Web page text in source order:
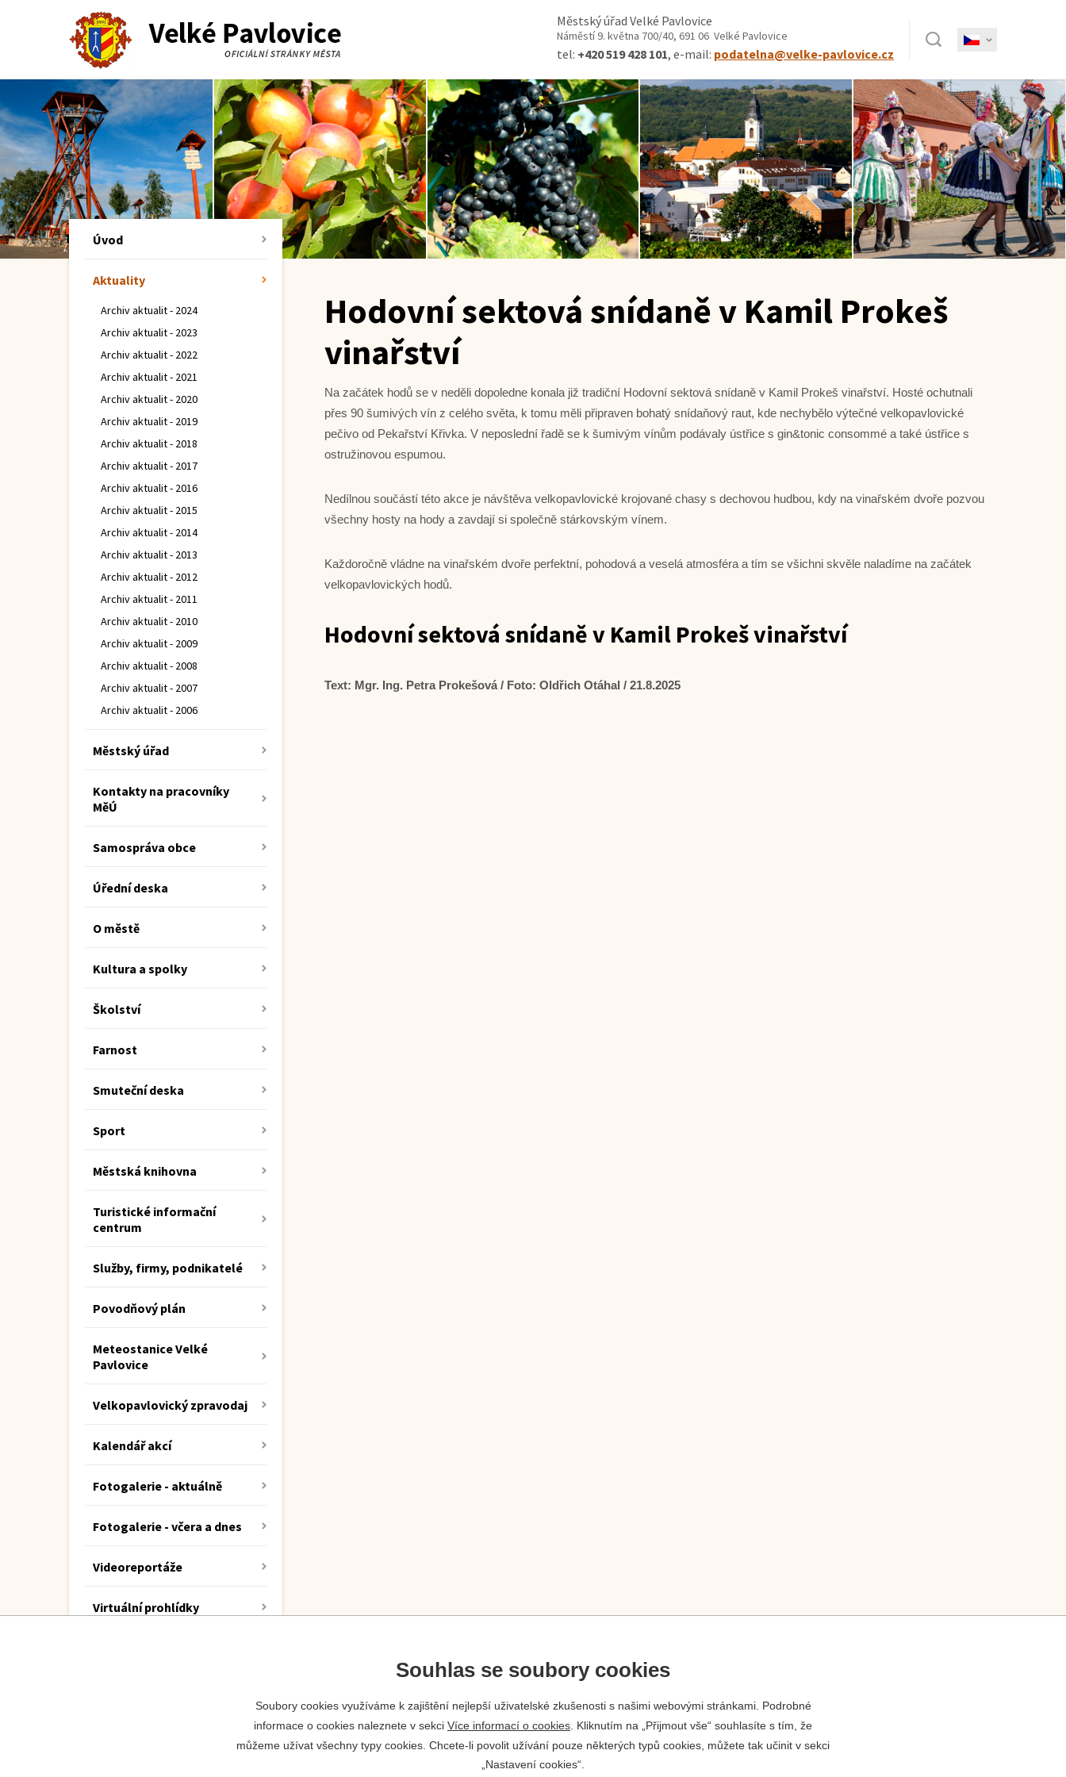
Městský úřad Velké Pavlovice
Náměstí 9. května 700/40, 691 06 Velké Pavlovice
tel: +420 519 428 101, e-mail: podatelna@velke-pavlovice.cz
Hodovní sektová snídaně v Kamil Prokeš
vinařství
Na začátek hodů se v neděli dopoledne konala již tradiční Hodovní sektová snídaně v Kamil Prokeš vinařství. Hosté ochutnali
přes 90 šumivých vín z celého světa, k tomu měli připraven bohatý snídaňový raut, kde nechybělo výtečné velkopavlovické
pečivo od Pekařství Křivka. V neposlední řadě se k šumivým vínům podávaly ústřice s gin&tonic consommé a také ústřice s
ostružinovou espumou.
Nedílnou součástí této akce je návštěva velkopavlovické krojované chasy s dechovou hudbou, kdy na vinařském dvoře pozvou
všechny hosty na hody a zavdají si společně stárkovským vínem.
Každoročně vládne na vinařském dvoře perfektní, pohodová a veselá atmosféra a tím se všichni skvěle naladíme na začátek
velkopavlovických hodů.
Hodovní sektová snídaně v Kamil Prokeš vinařství
Text: Mgr. Ing. Petra Prokešová / Foto: Oldřich Otáhal / 21.8.2025
Úvod
Aktuality
Archiv aktualit - 2024
Archiv aktualit - 2023
Archiv aktualit - 2022
Archiv aktualit - 2021
Archiv aktualit - 2020
Archiv aktualit - 2019
Archiv aktualit - 2018
Archiv aktualit - 2017
Archiv aktualit - 2016
Archiv aktualit - 2015
Archiv aktualit - 2014
Archiv aktualit - 2013
Archiv aktualit - 2012
Archiv aktualit - 2011
Archiv aktualit - 2010
Archiv aktualit - 2009
Archiv aktualit - 2008
Archiv aktualit - 2007
Archiv aktualit - 2006
Městský úřad
Kontakty na pracovníky
MěÚ
Samospráva obce
Úřední deska
O městě
Kultura a spolky
Školství
Farnost
Smuteční deska
Sport
Městská knihovna
Turistické informační
centrum
Služby, firmy, podnikatelé
Povodňový plán
Meteostanice Velké
Pavlovice
Velkopavlovický zpravodaj
Kalendář akcí
Fotogalerie - aktuálně
Fotogalerie - včera a dnes
Videoreportáže
Virtuální prohlídky
Souhlas se soubory cookies
Soubory cookies využíváme k zajištění nejlepší uživatelské zkušenosti s našimi webovými stránkami. Podrobné
informace o cookies naleznete v sekci Více informací o cookies . Kliknutím na „Přijmout vše“ souhlasíte s tím, že
můžeme užívat všechny typy cookies. Chcete-li povolit užívání pouze některých typů cookies, můžete tak učinit v sekci
„Nastavení cookies“.